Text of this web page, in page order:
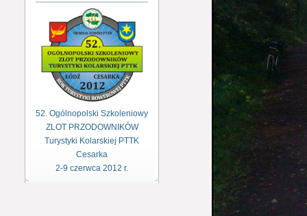
52. Ogólnopolski Szkoleniowy
ZLOT PRZODOWNIKÓW
Turystyki Kolarskiej PTTK
Cesarka
2-9 czerwca 2012 r.